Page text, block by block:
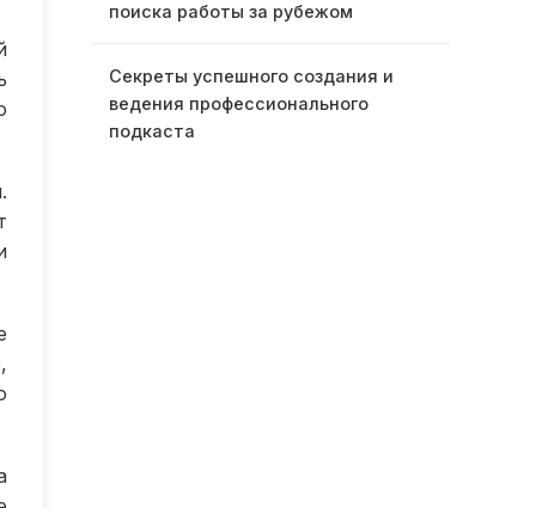
поиска работы за рубежом
Секреты успешного создания и
ведения профессионального
подкаста